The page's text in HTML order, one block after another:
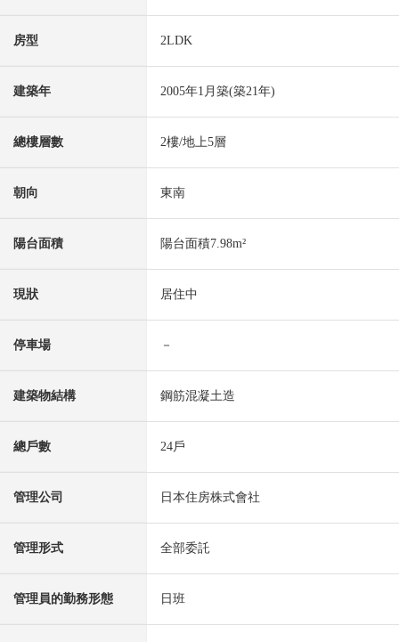
房型 2LDK
建築年 2005年1月築(築21年)
總樓層數 2樓/地上5層
朝向 東南
陽台面積 陽台面積7.98m²
現狀 居住中
停車場 －
建築物結構 鋼筋混凝土造
總戶數 24戶
管理公司 日本住房株式會社
管理形式 全部委託
管理員的勤務形態 日班